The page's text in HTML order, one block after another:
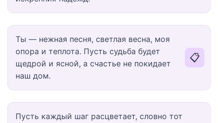
Ты — нежная песня, светлая весна, моя
опора и теплота. Пусть судьба будет
щедрой и ясной, а счастье не покидает
наш дом.
📋
Пусть каждый шаг расцветает, словно тот